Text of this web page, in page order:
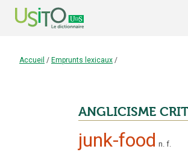
Accueil / Emprunts lexicaux /
ANGLICISME
junk-food n. f.